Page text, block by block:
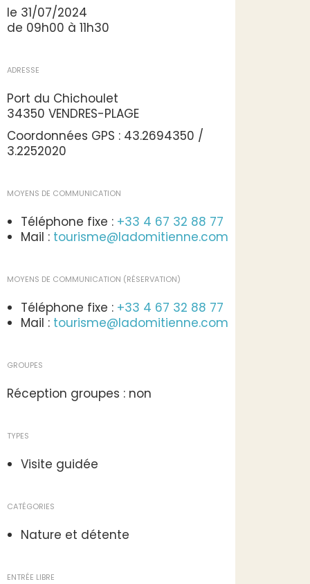
le 31/07/2024
de 09h00 à 11h30
ADRESSE
Port du Chichoulet
34350 VENDRES-PLAGE
Coordonnées GPS : 43.2694350 /
3.2252020
MOYENS DE COMMUNICATION
Téléphone fixe : +33 4 67 32 88 77
Mail : tourisme@ladomitienne.com
MOYENS DE COMMUNICATION (RÉSERVATION)
Téléphone fixe : +33 4 67 32 88 77
Mail : tourisme@ladomitienne.com
GROUPES
Réception groupes : non
TYPES
Visite guidée
CATÉGORIES
Nature et détente
ENTRÉE LIBRE